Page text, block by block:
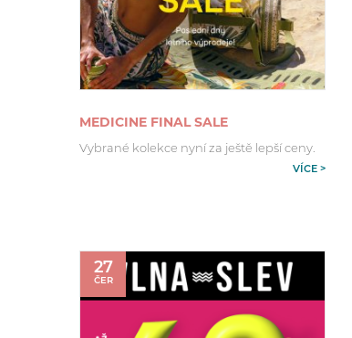
MEDICINE FINAL SALE
Vybrané kolekce nyní za ještě lepší ceny.
VÍCE >
27
ČER